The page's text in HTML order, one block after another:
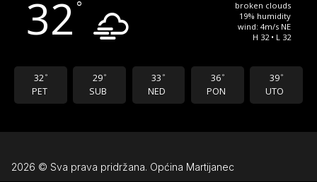
32 °
broken clouds
19% humidity
wind: 4m/s NE
H 32 • L 32
32 °
PET
29 °
SUB
33 °
NED
36 °
PON
39 °
UTO
2026 © Sva prava pridržana. Općina Martijanec